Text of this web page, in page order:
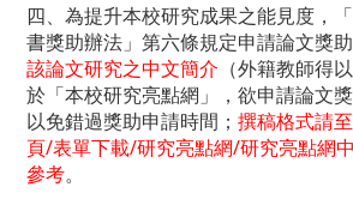
四、為提升本校研究成果之能見度，
書獎助辦法」第六條規定申請論文獎助
該論文研究之中文簡介 （外籍教師得
於「本校研究亮點網」，欲申請論文
以免錯過獎助申請時間； 撰稿格式請
頁/表單下載/研究亮點網/研究亮點網
參考。